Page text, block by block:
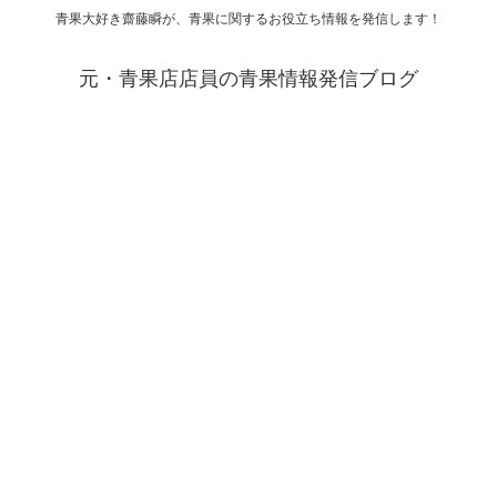
青果大好き齋藤瞬が、青果に関するお役立ち情報を発信します！
元・青果店店員の青果情報発信ブログ